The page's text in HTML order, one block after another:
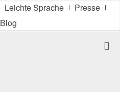
Leichte Sprache
Presse
Blog